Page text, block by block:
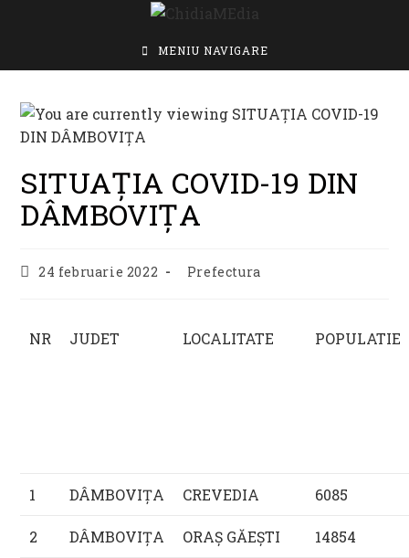
MENIU NAVIGARE
SITUAȚIA COVID-19 DIN
DÂMBOVIȚA
Post24 februarie 2022
Post
Prefectura
NR JUDET LOCALITATE POPULATIE
1 DÂMBOVIŢA CREVEDIA 6085
2 DÂMBOVIŢA ORAŞ GĂEŞTI 14854